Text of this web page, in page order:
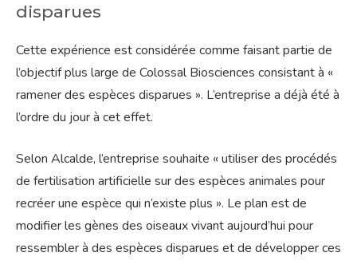
disparues
Cette expérience est considérée comme faisant partie de
l’objectif plus large de Colossal Biosciences consistant à «
ramener des espèces disparues ». L’entreprise a déjà été à
l’ordre du jour à cet effet.
Selon Alcalde, l’entreprise souhaite « utiliser des procédés
de fertilisation artificielle sur des espèces animales pour
recréer une espèce qui n’existe plus ». Le plan est de
modifier les gènes des oiseaux vivant aujourd’hui pour
ressembler à des espèces disparues et de développer ces